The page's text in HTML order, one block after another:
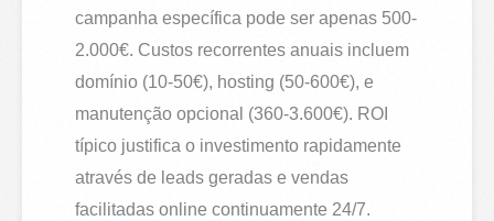
campanha específica pode ser apenas 500-
2.000€. Custos recorrentes anuais incluem
domínio (10-50€), hosting (50-600€), e
manutenção opcional (360-3.600€). ROI
típico justifica o investimento rapidamente
através de leads geradas e vendas
facilitadas online continuamente 24/7.